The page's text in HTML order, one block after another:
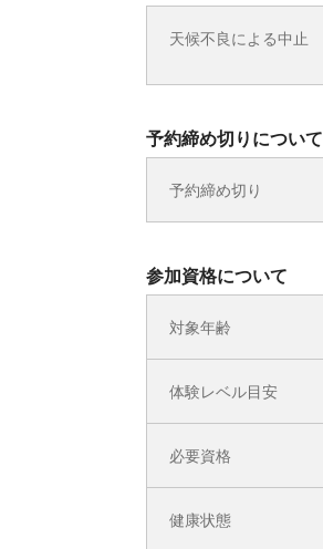
天候不良による中止
予約締め切りについて
予約締め切り
参加資格について
対象年齢
体験レベル目安
必要資格
健康状態